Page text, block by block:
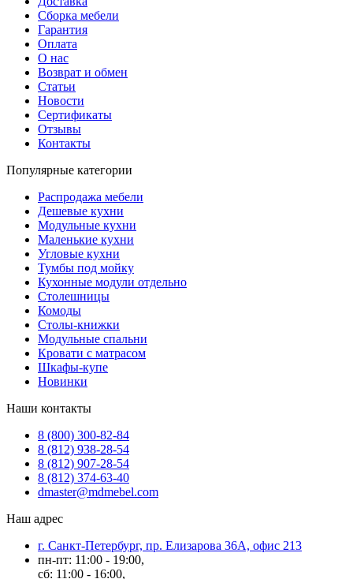
Сборка мебели
Гарантия
Оплата
О нас
Возврат и обмен
Статьи
Новости
Сертификаты
Отзывы
Контакты
Популярные категории
Распродажа мебели
Дешевые кухни
Модульные кухни
Маленькие кухни
Угловые кухни
Тумбы под мойку
Кухонные модули отдельно
Столешницы
Комоды
Столы-книжки
Модульные спальни
Кровати с матрасом
Шкафы-купе
Новинки
Наши контакты
8 (800) 300-82-84
8 (812) 938-28-54
8 (812) 907-28-54
8 (812) 374-63-40
dmaster@mdmebel.com
Наш адрес
г. Санкт-Петербург, пр. Елизарова 36А, офис 213
пн-пт: 11:00 - 19:00,
сб: 11:00 - 16:00,